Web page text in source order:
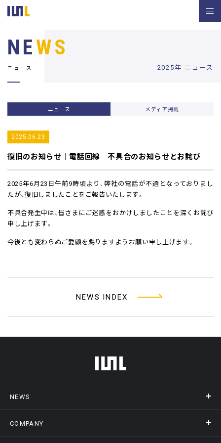
2025年 ニュース
NEWS
ニュース
ニュース メディア掲載
2025.06.23
復旧のお知らせ｜電話回線 不具合のお知らせとお詫び
2025年6月23日午前9時頃より、弊社の電話が不通となっておりまし
たが、復旧しましたことをご報告いたします。
不具合発生中は、皆さまにご迷惑をおかけしましたことを深くお詫び
申し上げます。
今後とも変わらぬご愛顧を賜りますようお願い申し上げます。
NEWS INDEX
フッターメニュー
NEWS
ニュース
COMPANY